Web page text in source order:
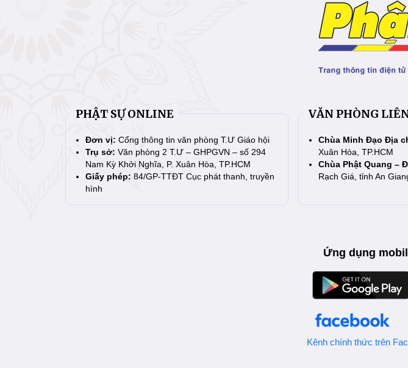
PHẬT SỰ ONLINE
Đơn vị: Cổng thông tin văn phòng T.Ư Giáo hội
Trụ sở: Văn phòng 2 T.Ư – GHPGVN – số 294
Nam Kỳ Khởi Nghĩa, P. Xuân Hòa, TP.HCM
Giấy phép: 84/GP-TTĐT Cục phát thanh, truyền
hình
VĂN PHÒNG
Chùa Minh Đạo Địa
Xuân Hòa, TP.HCM
Chùa Phật Quang –
Rạch Giá, tỉnh An
Ứng dụng
Kênh chính thức trên